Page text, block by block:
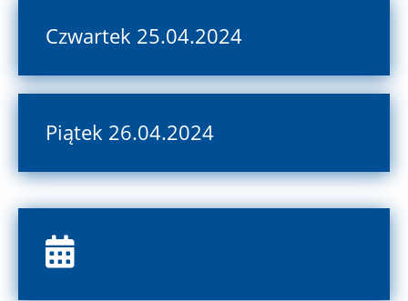
Czwartek 25.04.2024
Piątek 26.04.2024